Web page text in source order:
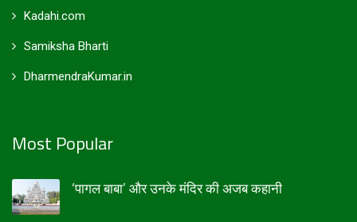
Kadahi.com
Samiksha Bharti
DharmendraKumar.in
Most Popular
‘पागल बाबा’ और उनके मंदिर की अजब कहानी